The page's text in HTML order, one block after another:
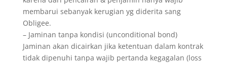
membarui sebanyak kerugian yg diderita sang
Obligee.
– Jaminan tanpa kondisi (unconditional bond)
Jaminan akan dicairkan jika ketentuan dalam kontrak
tidak dipenuhi tanpa wajib pertanda kegagalan (loss